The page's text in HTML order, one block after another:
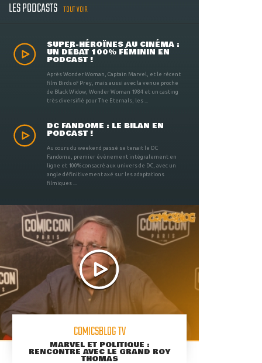
LES PODCASTS TOUT VOIR
SUPER-HÉROÏNES AU CINÉMA :
UN DÉBAT 100% FÉMININ EN
PODCAST !
Après Wonder Woman, Captain Marvel, et le récent
film Birds of Prey, mais aussi avec la venue proche
de Black Widow, Wonder Woman 1984 et un casting
très diversifié pour The Eternals, les ...
DC FANDOME : LE BILAN EN
PODCAST !
Au cours du weekend passé se tenait le DC
Fandome, premier évènement intégralement en
ligne et 100% consacré aux univers de DC, avec un
angle définitivement axé sur les adaptations
filmiques ...
COMICSBLOG TV
MARVEL ET POLITIQUE :
RENCONTRE AVEC LE GRAND ROY
THOMAS